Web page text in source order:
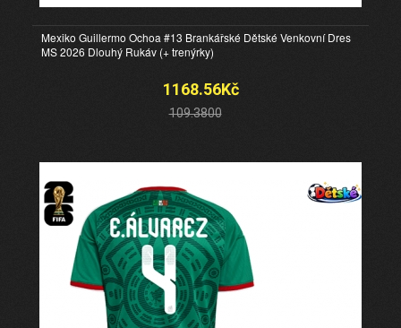
Mexiko Guillermo Ochoa #13 Brankářské Dětské Venkovní Dres
MS 2026 Dlouhý Rukáv (+ trenýrky)
1168.56Kč
109.3800